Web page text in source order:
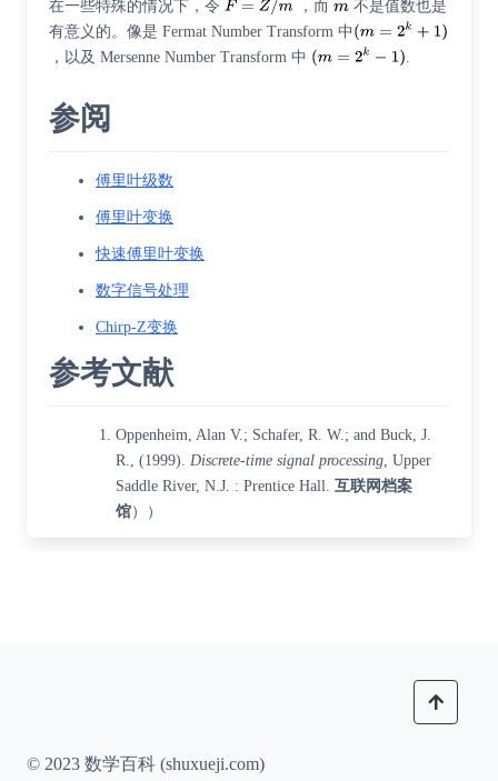
在一些特殊的情况下，令 ，而
不是值数也是
有意义的。像是 Fermat Number Transform 中
，以及 Mersenne Number Transform 中
参阅
傅里叶级数
傅里叶变换
快速傅里叶变换
数字信号处理
Chirp-Z变换
参考文献
Oppenheim, Alan V.; Schafer, R. W.; and Buck, J.
R., (1999). Discrete-time signal processing, Upper
Saddle River, N.J. : Prentice Hall. 互联网档案
馆））
© 2023 数学百科 (shuxueji.com)